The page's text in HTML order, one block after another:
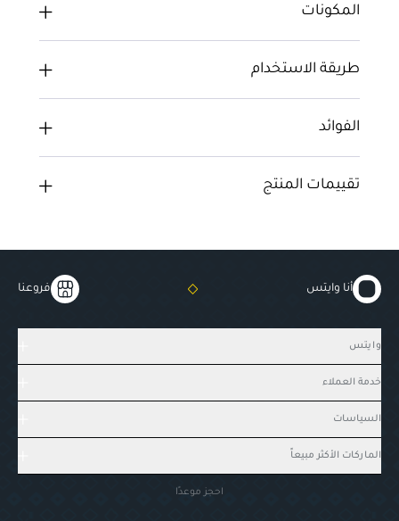
المكونات
طريقة الاستخدام
الفوائد
تقييمات المنتج
أنا وايتس فروعنا
وايتس
خدمة العملاء
السياسات
الماركات الأكثر مبيعاً
احجز موعدًا